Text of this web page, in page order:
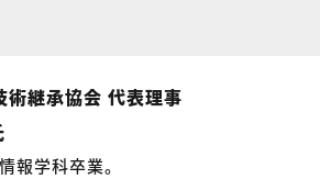
術継承協会 代表理事
報学科卒業。